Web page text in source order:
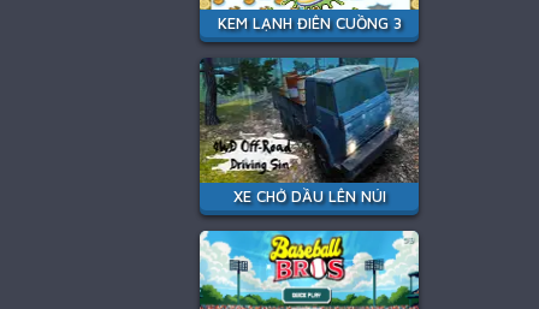
KEM LẠNH ĐIÊN CUỒNG 3
XE CHỞ DẦU LÊN NÚI